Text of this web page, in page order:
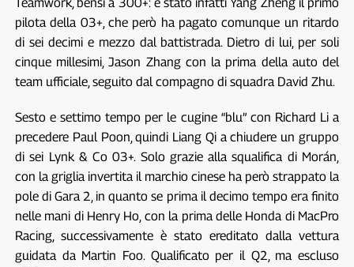
pilota della 03+, che però ha pagato comunque un ritardo
di sei decimi e mezzo dal battistrada. Dietro di lui, per soli
cinque millesimi, Jason Zhang con la prima della auto del
team ufficiale, seguito dal compagno di squadra David Zhu.
Sesto e settimo tempo per le cugine “blu” con Richard Li a
precedere Paul Poon, quindi Liang Qi a chiudere un gruppo
di sei Lynk & Co 03+. Solo grazie alla squalifica di Morán,
con la griglia invertita il marchio cinese ha però strappato la
pole di Gara 2, in quanto se prima il decimo tempo era finito
nelle mani di Henry Ho, con la prima delle Honda di MacPro
Racing, successivamente è stato ereditato dalla vettura
guidata da Martin Foo. Qualificato per il Q2, ma escluso